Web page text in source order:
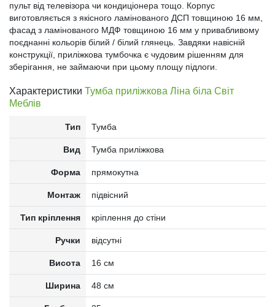
пульт від телевізора чи кондиціонера тощо. Корпус
виготовляється з якісного ламінованого ДСП товщиною 16 мм,
фасад з ламінованого МДФ товщиною 16 мм у привабливому
поєднанні кольорів білий / білий глянець. Завдяки навісній
конструкції, приліжкова тумбочка є чудовим рішенням для
зберігання, не займаючи при цьому площу підлоги.
Характеристики Тумба приліжкова Ліна біла Світ
Меблів
Тип Тумба
Вид Тумба приліжкова
Форма прямокутна
Монтаж підвісний
Тип кріплення кріплення до стіни
Ручки відсутні
Висота 16 см
Ширина 48 см